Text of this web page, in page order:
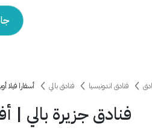
فنادق اندونيسيا فنادق بالي أسفارا فيلا
فنادق جزيرة بالي |